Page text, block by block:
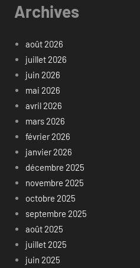
Archives
août 2026
juillet 2026
juin 2026
mai 2026
avril 2026
mars 2026
février 2026
janvier 2026
décembre 2025
novembre 2025
octobre 2025
septembre 2025
août 2025
juillet 2025
juin 2025